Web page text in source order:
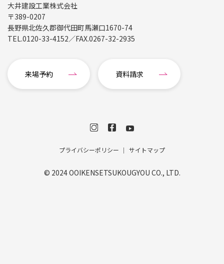
大井建設工業株式会社
〒389-0207
長野県北佐久郡御代田町馬瀬口1670-74
TEL.0120-33-4152／FAX.0267-32-2935
来場予約 資料請求
プライバシーポリシー サイトマップ
© 2024 OOIKENSETSUKOUGYOU CO., LTD.